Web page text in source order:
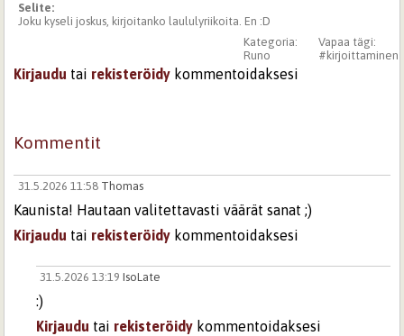
Selite:
Joku kyseli joskus, kirjoitanko laululyriikoita. En :D
Vapaa tägi:
#kirjoittaminen
Kategoria:
Runo
Kirjaudu tai rekisteröidy kommentoidaksesi
Kommentit
31.5.2026 11:58 Thomas
Kaunista! Hautaan valitettavasti väärät sanat ;)
Kirjaudu tai rekisteröidy kommentoidaksesi
31.5.2026 13:19IsoLate
:)
Kirjaudu tai rekisteröidy kommentoidaksesi